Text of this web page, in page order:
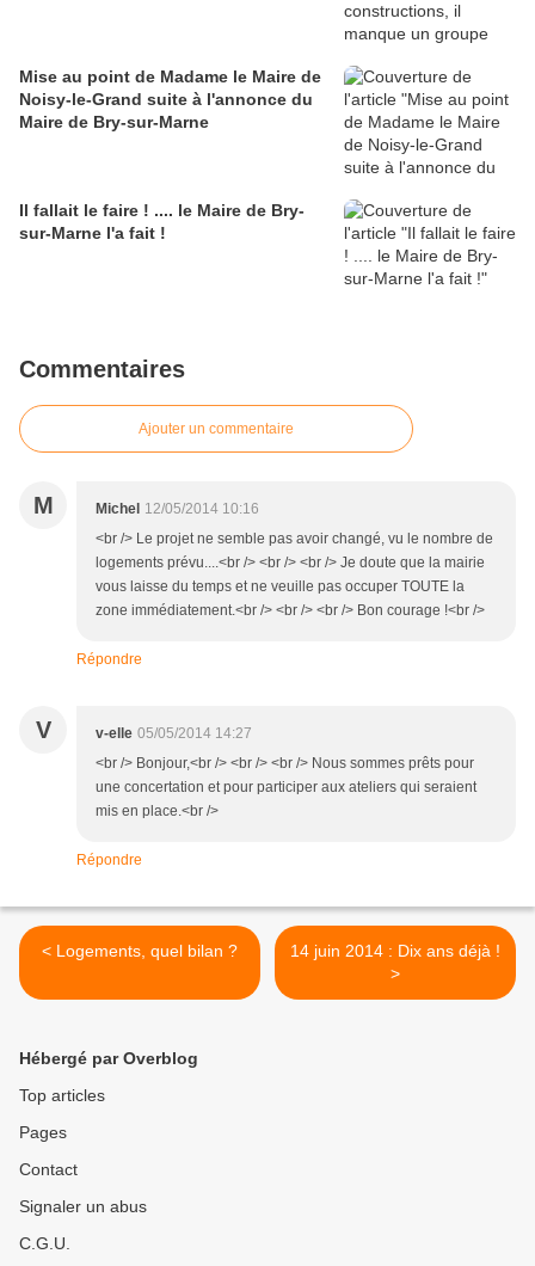
Mise au point de Madame le Maire de
Noisy-le-Grand suite à l'annonce du
Maire de Bry-sur-Marne
Il fallait le faire ! .... le Maire de Bry-
sur-Marne l'a fait !
Commentaires
Ajouter un commentaire
M Michel 12/05/2014 10:16
<br /> Le projet ne semble pas avoir changé, vu le nombre de
logements prévu....<br /> <br /> <br /> Je doute que la mairie
vous laisse du temps et ne veuille pas occuper TOUTE la
zone immédiatement.<br /> <br /> <br /> Bon courage !<br />
Répondre
V v-elle 05/05/2014 14:27
<br /> Bonjour,<br /> <br /> <br /> Nous sommes prêts pour
une concertation et pour participer aux ateliers qui seraient
mis en place.<br />
Répondre
< Logements, quel bilan ?
14 juin 2014 : Dix ans déjà !
>
Hébergé par Overblog
Top articles
Pages
Contact
Signaler un abus
C.G.U.